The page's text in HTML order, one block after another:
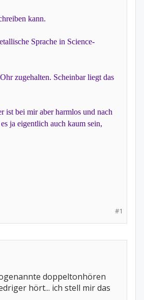
kann.
Sprache in Science-
zugehalten. Scheinbar liegt das
ist bei mir aber harmlos und nach
ja eigentlich auch kaum sein,
#1
doppeltonhören
hört... ich stell mir das